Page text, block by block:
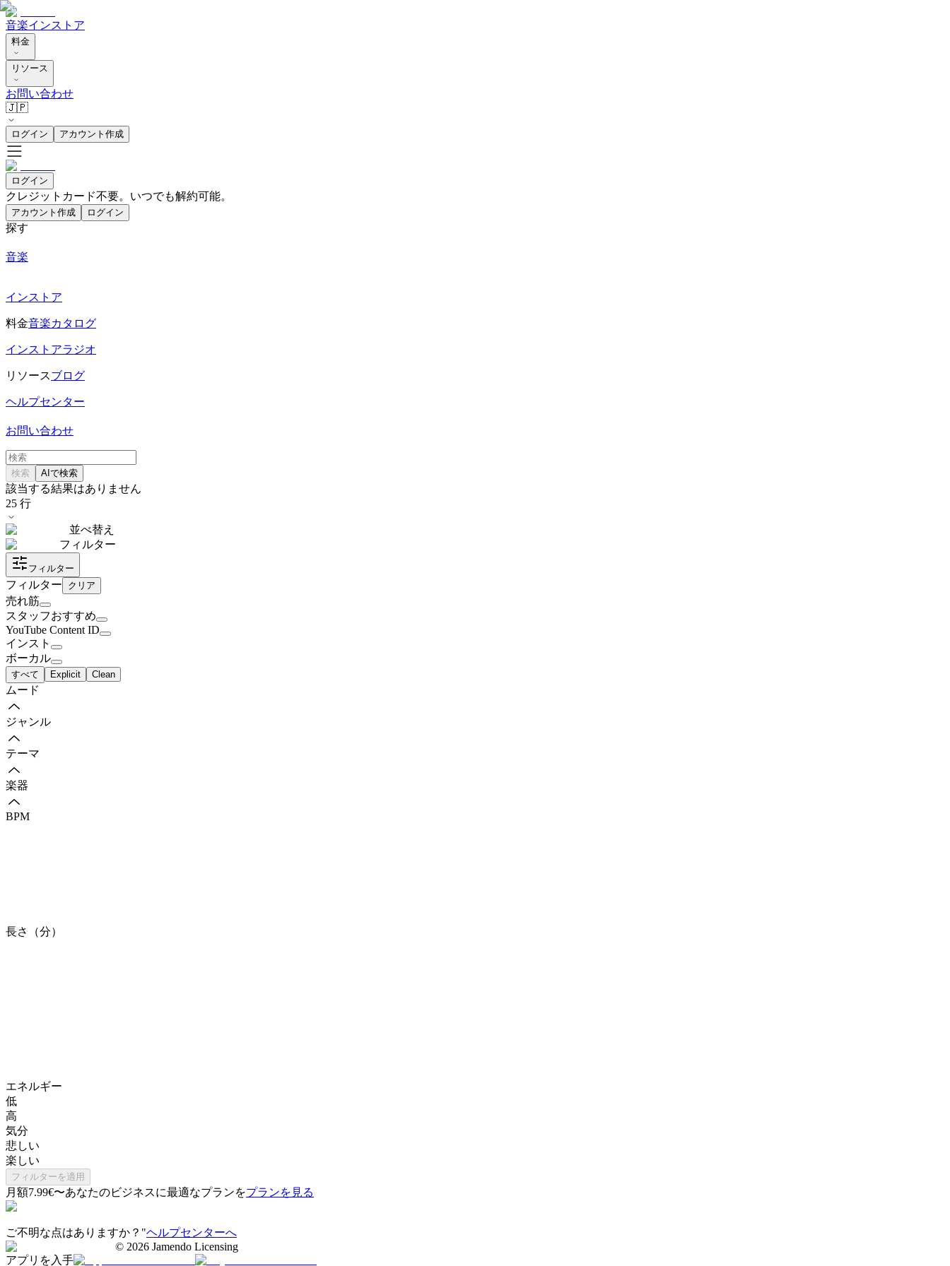
音楽インストア
料金
リソース
お問い合わせ
🇯🇵
ログイン アカウント作成
ログイン
クレジットカード不要。いつでも解約可能。
アカウント作成 ログイン
探す
音楽
インストア
料金音楽カタログ
インストアラジオ
リソースブログ
ヘルプセンター
お問い合わせ
検索 AIで検索
該当する結果はありません
25 行
並べ替え
フィルター
フィルター
フィルター クリア
売れ筋
スタッフおすすめ
YouTube Content ID
インスト
ボーカル
すべて Explicit Clean
ムード
ジャンル
テーマ
楽器
BPM
長さ（分）
エネルギー
低
高
気分
悲しい
楽しい
フィルターを適用
月額7.99€〜あなたのビジネスに最適なプランをプランを見る
ご不明な点はありますか？"ヘルプセンターへ
© 2026 Jamendo Licensing
アプリを入手